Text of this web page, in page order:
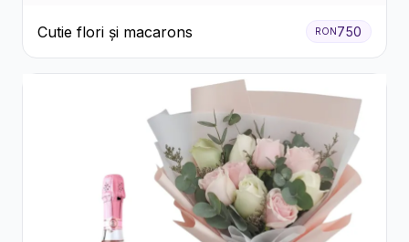
Cutie flori și macarons RON 750